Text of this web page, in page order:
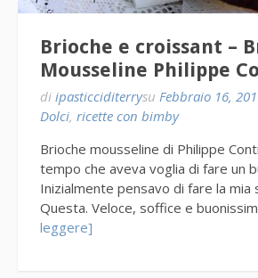
Brioche e croissant –
Mousseline Philippe
di ipasticciditerrysu Febbraio 16,
Dolci, ricette con bimby
Brioche mousseline di Philippe
tempo che aveva voglia di fare un
Inizialmente pensavo di fare la mia
Questa. Veloce, soffice e
leggere]